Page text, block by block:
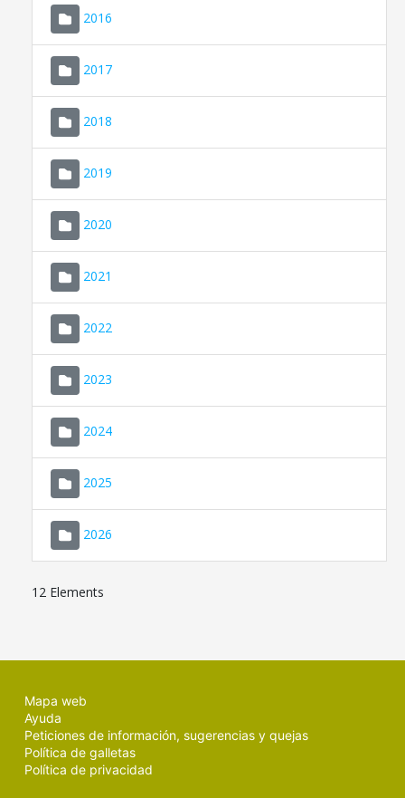
2016
2017
2018
2019
2020
2021
2022
2023
2024
2025
2026
12 Elements
Mapa web
Ayuda
Peticiones de información, sugerencias y quejas
Política de galletas
Política de privacidad